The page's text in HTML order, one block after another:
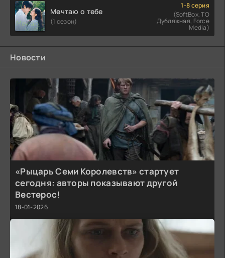
Мечтаю о тебе
(1 сезон)
1-8 серия
(SoftBox, ТО
Дубляжная, Force
Media)
Новости
«Рыцарь Семи Королевств» стартует
сегодня: авторы показывают другой
Вестерос!
18-01-2026